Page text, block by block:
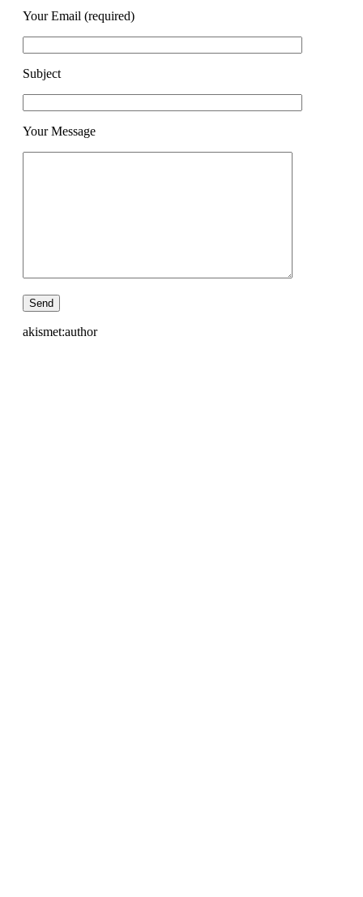
Your Email (required)
Subject
Your Message
akismet:author